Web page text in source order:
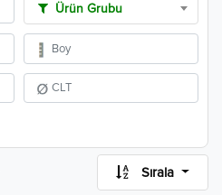
Ürün Grubu
Sırala